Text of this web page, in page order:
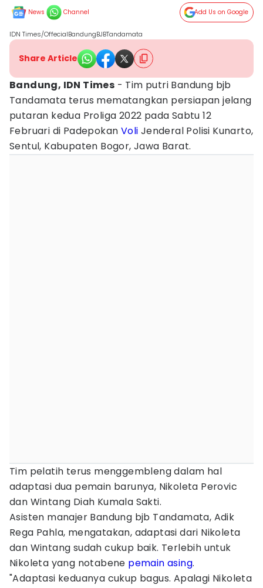
News Channel Add Us on Google
IDN Times/OffecialBandungBJBTandamata
Share Article
Bandung, IDN Times - Tim putri Bandung bjb
Tandamata terus mematangkan persiapan jelang
putaran kedua Proliga 2022 pada Sabtu 12
Februari di Padepokan Voli Jenderal Polisi Kunarto,
Sentul, Kabupaten Bogor, Jawa Barat.
Tim pelatih terus menggembleng dalam hal
adaptasi dua pemain barunya, Nikoleta Perovic
dan Wintang Diah Kumala Sakti.
Asisten manajer Bandung bjb Tandamata, Adik
Rega Pahla, mengatakan, adaptasi dari Nikoleta
dan Wintang sudah cukup baik. Terlebih untuk
Nikoleta yang notabene pemain asing.
"Adaptasi keduanya cukup bagus. Apalagi Nikoleta